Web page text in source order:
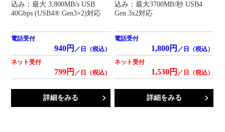
込み：最大 3,800MB/s USB
40Gbps (USB4® Gen3×2)対応
電話受付
940円 ／日（税込）
ネット受付
799円 ／日（税込）
詳細をみる
込み：最大3700MB/秒 USB4
Gen 3x2対応
電話受付
1,800円 ／日（税込）
ネット受付
1,530円 ／日（税込）
詳細をみる